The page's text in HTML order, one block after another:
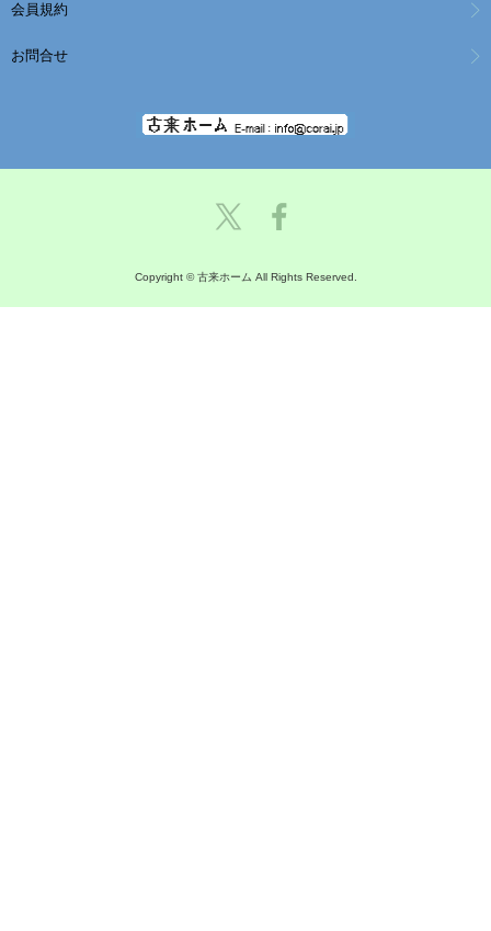
会員規約
お問合せ
Copyright © 古来ホーム All Rights Reserved.